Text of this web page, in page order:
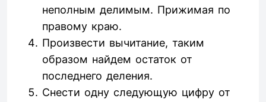
неполным делимым. Прижимая по
правому краю.
Произвести вычитание, таким
образом найдем остаток от
последнего деления.
Снести одну следующую цифру от